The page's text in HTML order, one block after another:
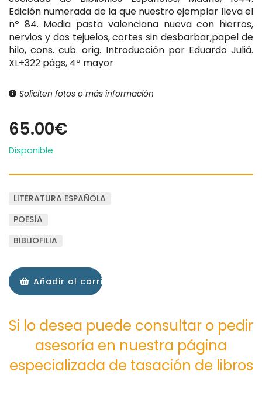
Edición numerada de la que nuestro ejemplar lleva el
nº 84. Media pasta valenciana nueva con hierros,
nervios y dos tejuelos, cortes sin desbarbar,papel de
hilo, cons. cub. orig. Introducción por Eduardo Juliá.
XL+322 págs, 4º mayor
Soliciten fotos o más información
65.00€
Disponible
LITERATURA ESPAÑOLA
POESÍA
BIBLIOFILIA
Añadir al carrito
Si lo desea puede consultar o pedir
asesoría en nuestra página
especializada de tasación de libros